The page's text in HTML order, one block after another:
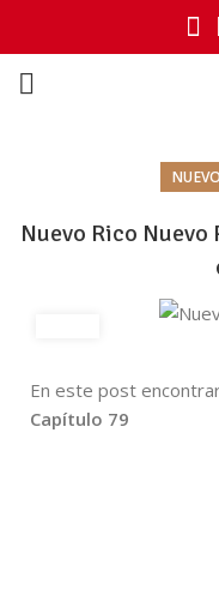
Nuevo Rico
En este post
Capítulo 79